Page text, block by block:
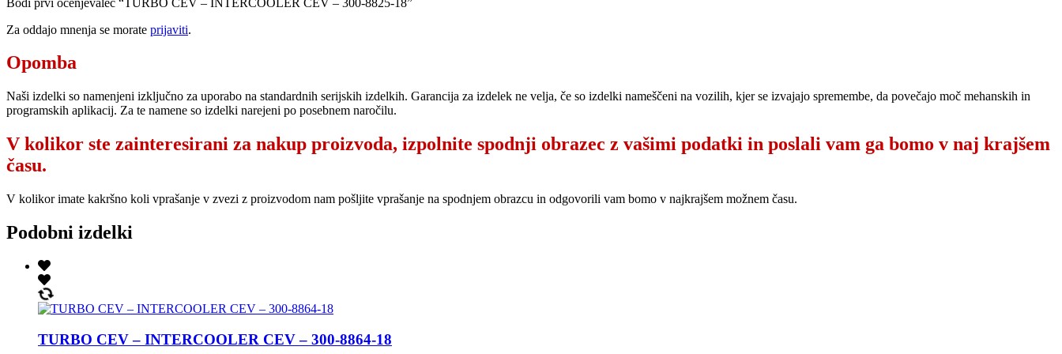
Za oddajo mnenja se morate prijaviti.
Opomba
Naši izdelki so namenjeni izključno za uporabo na standardnih serijskih izdelkih. Garancija za izdelek ne velja, če so izdelki nameščeni na vozilih, kjer se izvajajo spremembe, da povečajo moč mehanskih in
programskih aplikacij. Za te namene so izdelki narejeni po posebnem naročilu.
V kolikor ste zainteresirani za nakup proizvoda, izpolnite spodnji obrazec z vašimi podatki in poslali vam ga bomo v naj krajšem
času.
V kolikor imate kakršno koli vprašanje v zvezi z proizvodom nam pošljite vprašanje na spodnjem obrazcu in odgovorili vam bomo v najkrajšem možnem času.
Podobni izdelki
TURBO CEV – INTERCOOLER CEV – 300-8864-18